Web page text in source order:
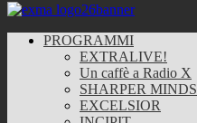
PROGRAMMI
EXTRALIVE!
Un caffè a Radio X
SHARPER MINDS
EXCELSIOR